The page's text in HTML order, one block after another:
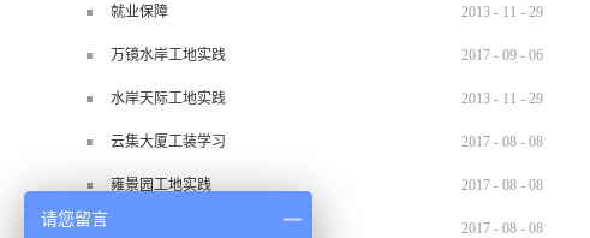
就业保障 2013 - 11 - 29
万镜水岸工地实践 2017 - 09 - 06
水岸天际工地实践 2013 - 11 - 29
云集大厦工装学习 2017 - 08 - 08
雍景园工地实践 2017 - 08 - 08
2017 - 08 - 08
请您留言